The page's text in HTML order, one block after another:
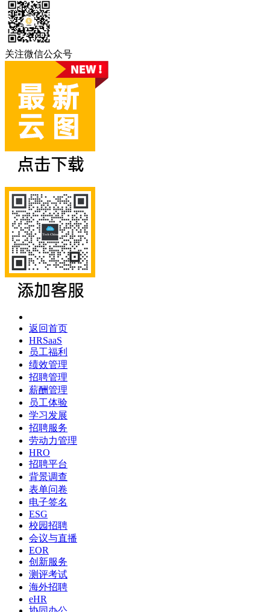
关注微信公众号
返回首页
HRSaaS
员工福利
绩效管理
招聘管理
薪酬管理
员工体验
学习发展
招聘服务
劳动力管理
HRO
招聘平台
背景调查
表单问卷
电子签名
ESG
校园招聘
会议与直播
EOR
创新服务
测评考试
海外招聘
eHR